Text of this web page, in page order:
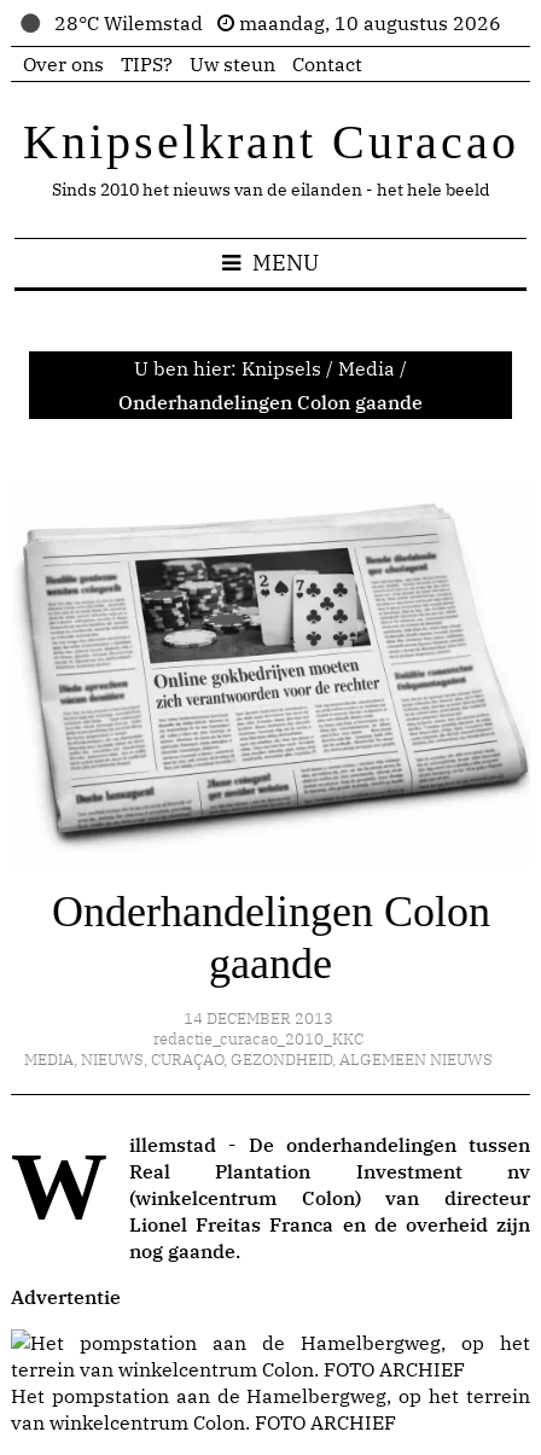
28°C Wilemstad
maandag, 10 augustus 2026
Over ons
TIPS? Uw steun Contact
Knipselkrant Curacao
Sinds 2010 het nieuws van de eilanden - het hele beeld
MENU
U ben hier: Knipsels / Media /
Onderhandelingen Colon gaande
Onderhandelingen Colon
gaande
14 DECEMBER 2013
redactie_curacao_2010_KKC
MEDIA, NIEUWS, CURAÇAO, GEZONDHEID, ALGEMEEN NIEUWS
Willemstad - De onderhandelingen tussen
Real Plantation Investment nv
(winkelcentrum Colon) van directeur
Lionel Freitas Franca en de overheid zijn
nog gaande.
Advertentie
Het pompstation aan de Hamelbergweg, op het terrein
van winkelcentrum Colon. FOTO ARCHIEF